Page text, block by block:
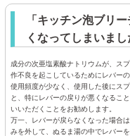
「キッチン泡ブリ
くなってしまいまし
成分の次亜塩素酸ナトリウムが、ス
作不良を起こしているためにレバー
使用頻度が少なく、使用した後にス
と、特にレバーの戻りが悪くなるこ
いいただくことをお勧めします。
万一、レバーが戻らなくなった場合
みを外して、ぬるま湯の中でレバー